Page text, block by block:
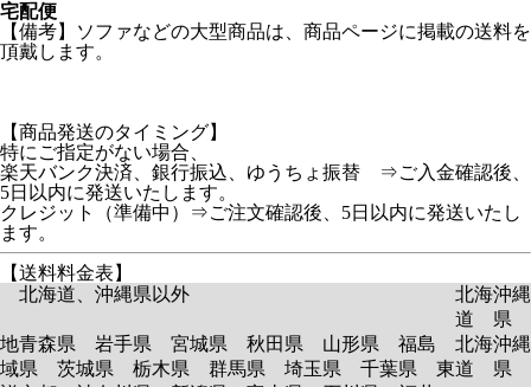
宅配便
【備考】ソファなどの大型商品は、商品ページに掲載の送料を
頂戴します。
【商品発送のタイミング】
特にご指定がない場合、
楽天バンク決済、銀行振込、ゆうちょ振替 ⇒ご入金確認後、
5日以内に発送いたします。
クレジット（準備中）⇒ご注文確認後、5日以内に発送いたし
ます。
【送料料金表】
北海道、沖縄県以外
北海
道
沖縄
県
地
域
青森県 岩手県 宮城県 秋田県 山形県 福島
県 茨城県 栃木県 群馬県 埼玉県 千葉県 東
北海
道
沖縄
県